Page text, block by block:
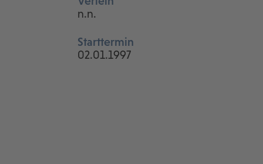
n.n.
Starttermin
02.01.1997